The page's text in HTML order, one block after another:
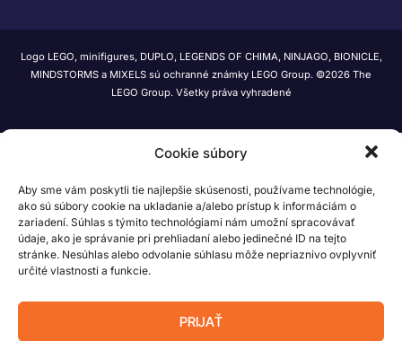
Cookie súbory
Aby sme vám poskytli tie najlepšie skúsenosti, používame technológie,
ako sú súbory cookie na ukladanie a/alebo prístup k informáciám o
zariadení. Súhlas s týmito technológiami nám umožní spracovávať
údaje, ako je správanie pri prehliadaní alebo jedinečné ID na tejto
stránke. Nesúhlas alebo odvolanie súhlasu môže nepriaznivo ovplyvniť
určité vlastnosti a funkcie.
PRIJAŤ
Logo LEGO, minifigures, DUPLO, LEGENDS OF CHIMA, NINJAGO, BIONICLE,
MINDSTORMS a MIXELS sú ochranné známky LEGO Group. ©2026 The
LEGO Group. Všetky práva vyhradené